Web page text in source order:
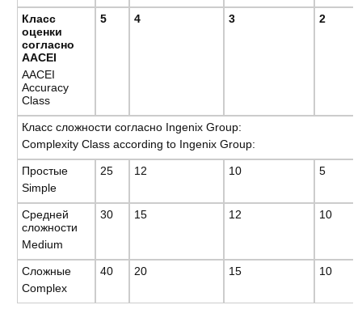
Класс
оценки
согласно
ААСЕI
AACEI
Accuracy
Class
5 4 3 2
Класс сложности согласно Ingenix Group:
Complexity Class according to Ingenix Group:
Простые
Simple
25 12 10 5
Средней
сложности
Medium
30 15 12 10
Сложные
Complex
40 20 15 10